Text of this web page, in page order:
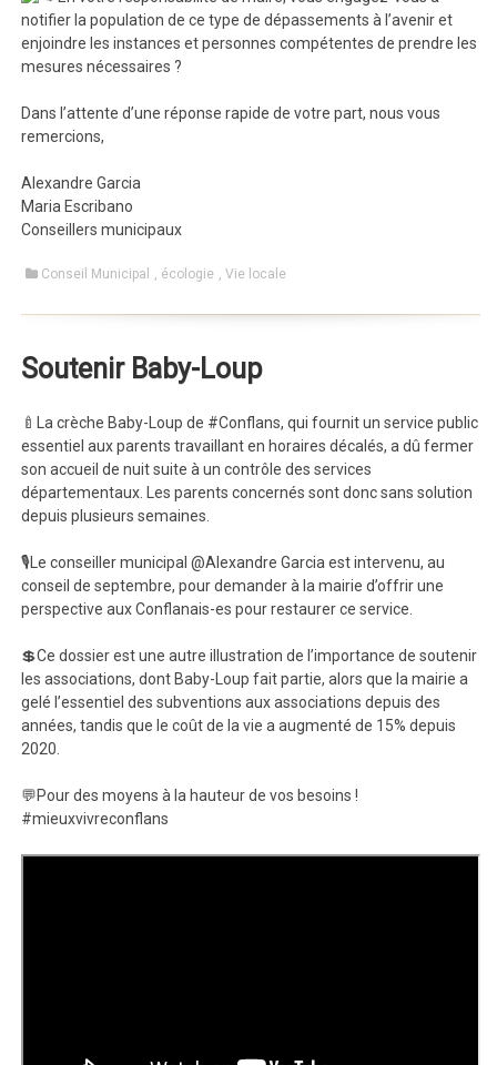
notifier la population de ce type de dépassements à l’avenir et
enjoindre les instances et personnes compétentes de prendre les
mesures nécessaires ?
Dans l’attente d’une réponse rapide de votre part, nous vous
remercions,
Alexandre Garcia
Maria Escribano
Conseillers municipaux
Conseil Municipal écologie ,Vie locale
Soutenir Baby-Loup
🍼La crèche Baby-Loup de #Conflans, qui fournit un service public
essentiel aux parents travaillant en horaires décalés, a dû fermer
son accueil de nuit suite à un contrôle des services
départementaux. Les parents concernés sont donc sans solution
depuis plusieurs semaines.
🎙Le conseiller municipal @Alexandre Garcia est intervenu, au
conseil de septembre, pour demander à la mairie d’offrir une
perspective aux Conflanais-es pour restaurer ce service.
💲Ce dossier est une autre illustration de l’importance de soutenir
les associations, dont Baby-Loup fait partie, alors que la mairie a
gelé l’essentiel des subventions aux associations depuis des
années, tandis que le coût de la vie a augmenté de 15% depuis
2020.
💬Pour des moyens à la hauteur de vos besoins !
#mieuxvivreconflans